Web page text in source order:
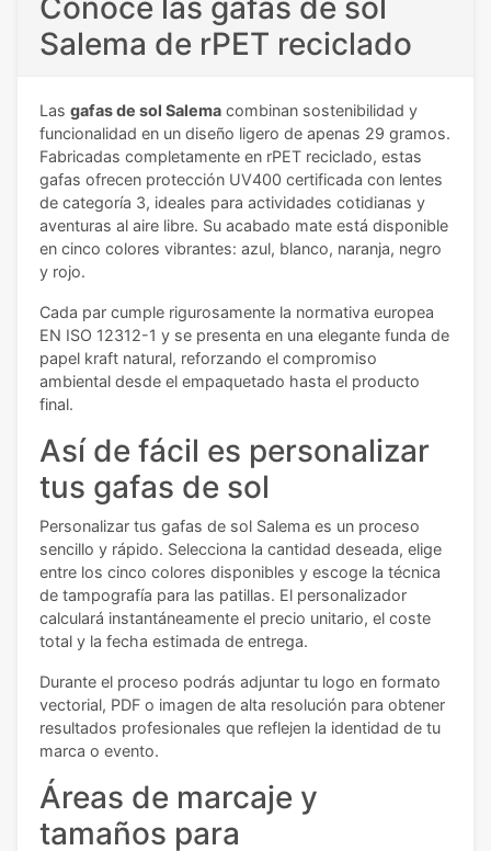
Conoce las gafas de sol
Salema de rPET reciclado
Las gafas de sol Salema combinan sostenibilidad y
funcionalidad en un diseño ligero de apenas 29 gramos.
Fabricadas completamente en rPET reciclado, estas
gafas ofrecen protección UV400 certificada con lentes
de categoría 3, ideales para actividades cotidianas y
aventuras al aire libre. Su acabado mate está disponible
en cinco colores vibrantes: azul, blanco, naranja, negro
y rojo.
Cada par cumple rigurosamente la normativa europea
EN ISO 12312-1 y se presenta en una elegante funda de
papel kraft natural, reforzando el compromiso
ambiental desde el empaquetado hasta el producto
final.
Así de fácil es personalizar
tus gafas de sol
Personalizar tus gafas de sol Salema es un proceso
sencillo y rápido. Selecciona la cantidad deseada, elige
entre los cinco colores disponibles y escoge la técnica
de tampografía para las patillas. El personalizador
calculará instantáneamente el precio unitario, el coste
total y la fecha estimada de entrega.
Durante el proceso podrás adjuntar tu logo en formato
vectorial, PDF o imagen de alta resolución para obtener
resultados profesionales que reflejen la identidad de tu
marca o evento.
Áreas de marcaje y
tamaños para